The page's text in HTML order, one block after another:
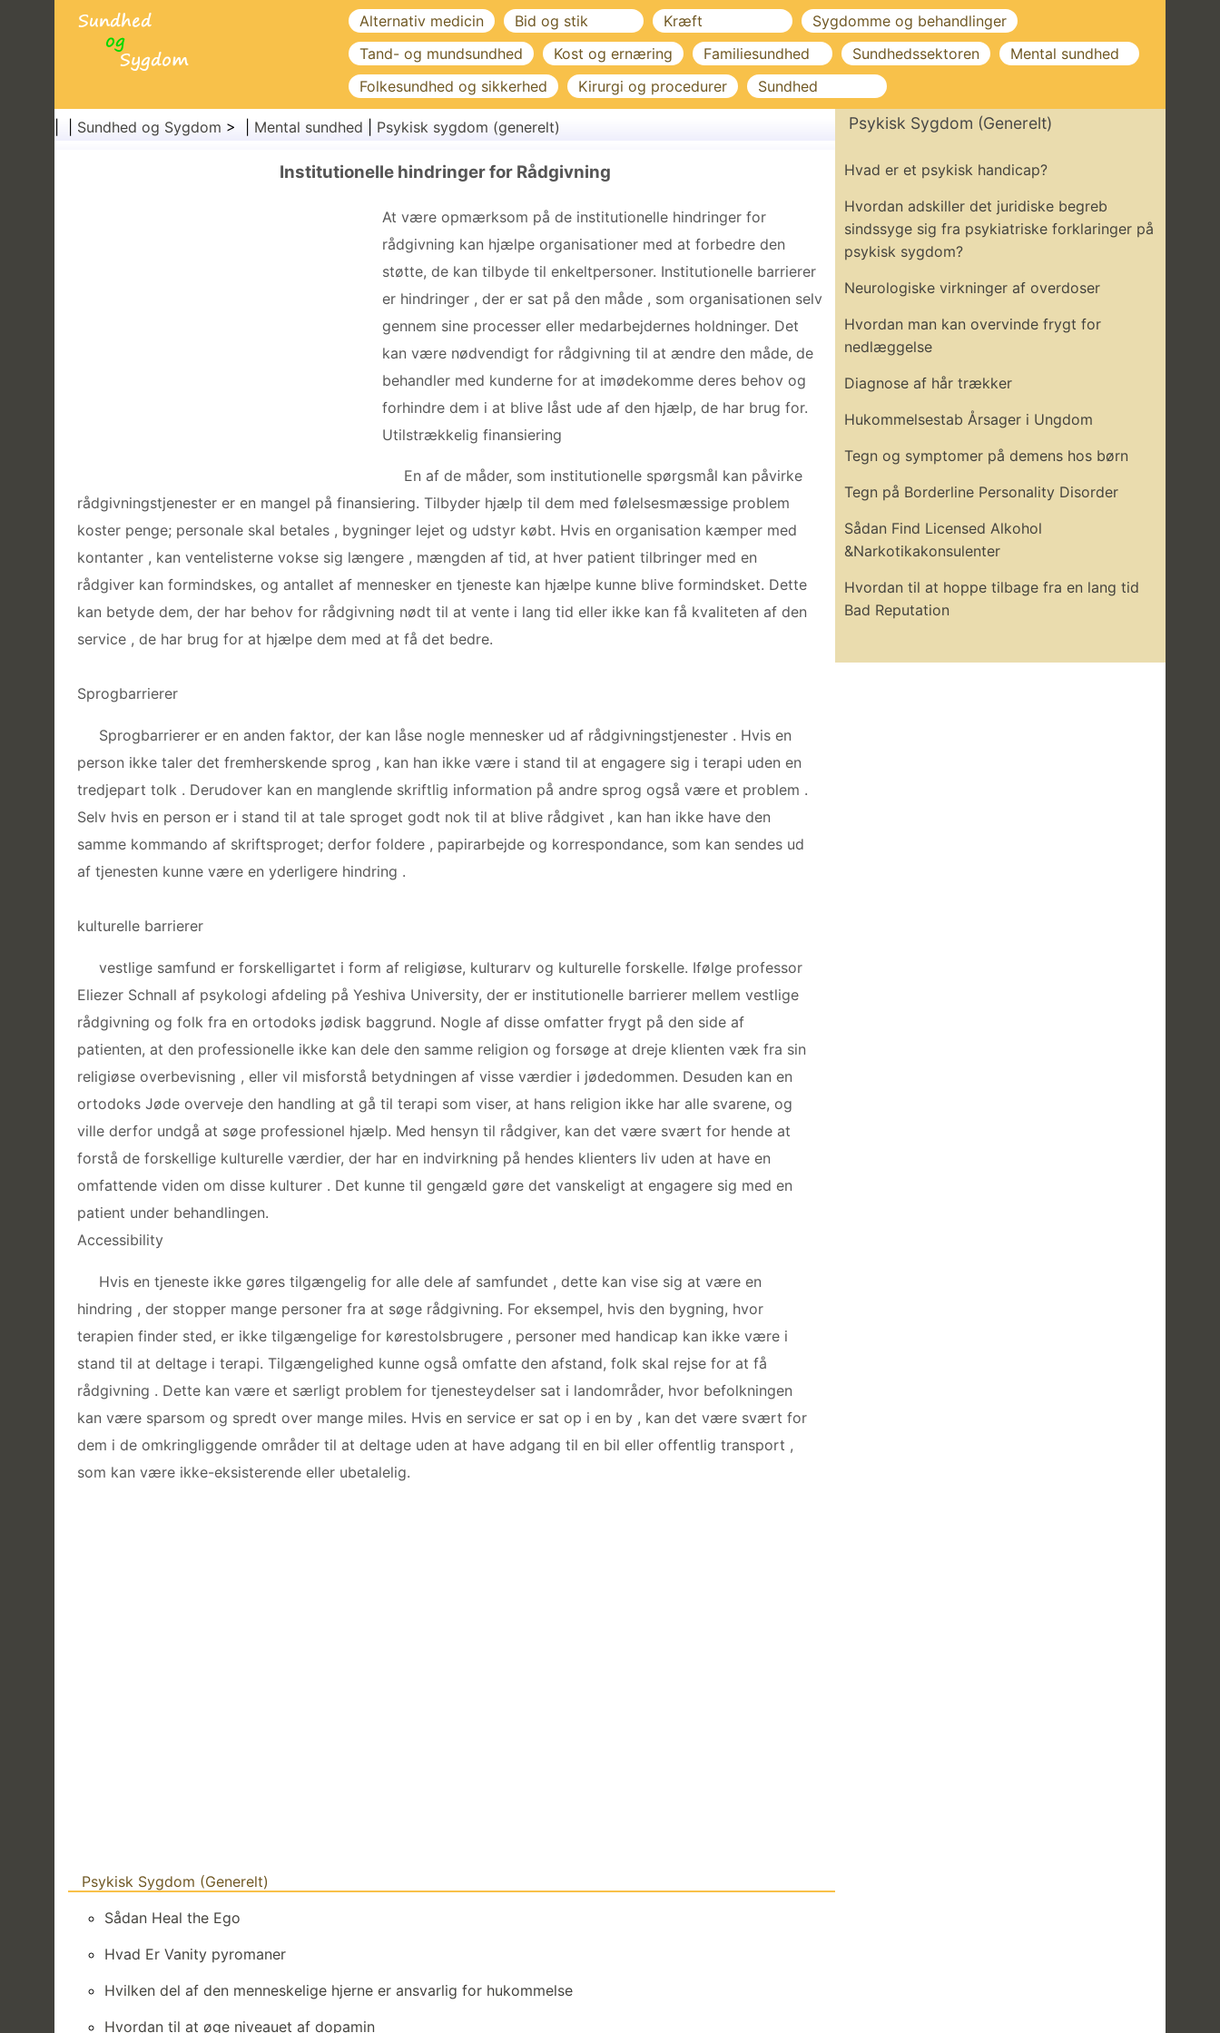
Alternativ medicin Bid og stik Kræft
Sygdomme og behandlinger
Tand- og mundsundhed
Kost og ernæring Familiesundhed Sundhedssektoren
Mental sundhed
Folkesundhed og sikkerhed
Kirurgi og procedurer Sundhed
Sundhed og Sygdom > | Mental sundhed Psykisk sygdom (generelt)
Institutionelle hindringer for Rådgivning
At være opmærksom på de institutionelle hindringer for
rådgivning kan hjælpe organisationer med at forbedre den
støtte, de kan tilbyde til enkeltpersoner. Institutionelle barrierer
er hindringer , der er sat på den måde , som organisationen selv
gennem sine processer eller medarbejdernes holdninger. Det
kan være nødvendigt for rådgivning til at ændre den måde, de
behandler med kunderne for at imødekomme deres behov og
forhindre dem i at blive låst ude af den hjælp, de har brug for.
Utilstrækkelig finansiering
En af de måder, som institutionelle spørgsmål kan påvirke
rådgivningstjenester er en mangel på finansiering. Tilbyder hjælp til dem med følelsesmæssige problem
koster penge; personale skal betales , bygninger lejet og udstyr købt. Hvis en organisation kæmper med
kontanter , kan ventelisterne vokse sig længere , mængden af tid, at hver patient tilbringer med en
rådgiver kan formindskes, og antallet af mennesker en tjeneste kan hjælpe kunne blive formindsket. Dette
kan betyde dem, der har behov for rådgivning nødt til at vente i lang tid eller ikke kan få kvaliteten af ​​den
service , de har brug for at hjælpe dem med at få det bedre.
Sprogbarrierer
Sprogbarrierer er en anden faktor, der kan låse nogle mennesker ud af rådgivningstjenester . Hvis en
person ikke taler det fremherskende sprog , kan han ikke være i stand til at engagere sig i terapi uden en
tredjepart tolk . Derudover kan en manglende skriftlig information på andre sprog også være et problem .
Selv hvis en person er i stand til at tale sproget godt nok til at blive rådgivet , kan han ikke have den
samme kommando af skriftsproget; derfor foldere , papirarbejde og korrespondance, som kan sendes ud
af tjenesten kunne være en yderligere hindring .
kulturelle barrierer
vestlige samfund er forskelligartet i form af religiøse, kulturarv og kulturelle forskelle. Ifølge professor
Eliezer Schnall af psykologi afdeling på Yeshiva University, der er institutionelle barrierer mellem vestlige
rådgivning og folk fra en ortodoks jødisk baggrund. Nogle af disse omfatter frygt på den side af
patienten, at den professionelle ikke kan dele den samme religion og forsøge at dreje klienten væk fra sin
religiøse overbevisning , eller vil misforstå betydningen af ​​visse værdier i jødedommen. Desuden kan en
ortodoks Jøde overveje den handling at gå til terapi som viser, at hans religion ikke har alle svarene, og
ville derfor undgå at søge professionel hjælp. Med hensyn til rådgiver, kan det være svært for hende at
forstå de forskellige kulturelle værdier, der har en indvirkning på hendes klienters liv uden at have en
omfattende viden om disse kulturer . Det kunne til gengæld gøre det vanskeligt at engagere sig med en
patient under behandlingen.
Accessibility
Hvis en tjeneste ikke gøres tilgængelig for alle dele af samfundet , dette kan vise sig at være en
hindring , der stopper mange personer fra at søge rådgivning. For eksempel, hvis den bygning, hvor
terapien finder sted, er ikke tilgængelige for kørestolsbrugere , personer med handicap kan ikke være i
stand til at deltage i terapi. Tilgængelighed kunne også omfatte den afstand, folk skal rejse for at få
rådgivning . Dette kan være et særligt problem for tjenesteydelser sat i landområder, hvor befolkningen
kan være sparsom og spredt over mange miles. Hvis en service er sat op i en by , kan det være svært for
dem i de omkringliggende områder til at deltage uden at have adgang til en bil eller offentlig transport ,
som kan være ikke-eksisterende eller ubetalelig.
Psykisk Sygdom (generelt)
Sådan Heal the Ego
Hvad Er Vanity pyromaner
Hvilken del af den menneskelige hjerne er ansvarlig for hukommelse
Hvordan til at øge niveauet af dopamin
Psykisk Sygdom (generelt)
Hvad er et psykisk handicap?
Hvordan adskiller det juridiske begreb
sindssyge sig fra psykiatriske forklaringer på
psykisk sygdom?
Neurologiske virkninger af overdoser
Hvordan man kan overvinde frygt for
nedlæggelse
Diagnose af hår trækker
Hukommelsestab Årsager i Ungdom
Tegn og symptomer på demens hos børn
Tegn på Borderline Personality Disorder
Sådan Find Licensed Alkohol
&Narkotikakonsulenter
Hvordan til at hoppe tilbage fra en lang tid
Bad Reputation